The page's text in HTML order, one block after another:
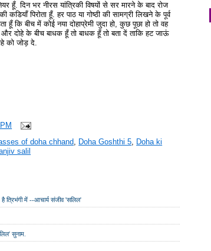
हूँ. दिन भर नीरस यांत्रिकी विषयों से सर मारने के बाद रोज
पिरोता हूँ. हर पाठ या गोष्ठी की सामग्री लिखने के पूर्व
हूँ कि बीच में कोई नया दोहाप्रेमी जुदा हो, कुछ पूछा हो तो वह
दोहे के बीच बाधक हूँ तो बाधक हूँ तो बता दें ताकि हट जाऊं
को जोड़ दे.
of doha chhand, Doha Goshthi 5, Doha ki
salil
त्रिभंगी में --आचार्य संजीव 'सलिल'
सुनाम.